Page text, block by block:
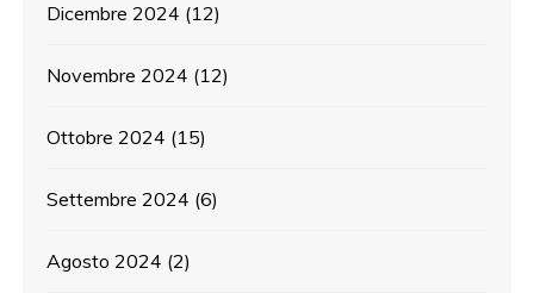
Dicembre 2024 (12)
Novembre 2024 (12)
Ottobre 2024 (15)
Settembre 2024 (6)
Agosto 2024 (2)